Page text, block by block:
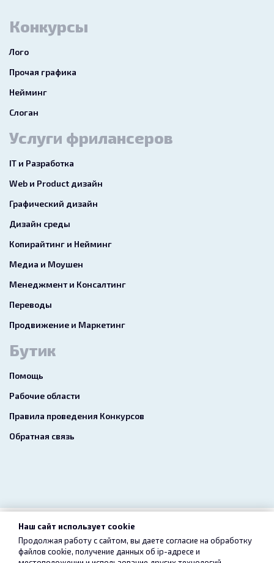
Конкурсы
Лого
Прочая графика
Нейминг
Слоган
Услуги фрилансеров
IT и Разработка
Web и Product дизайн
Графический дизайн
Дизайн среды
Копирайтинг и Нейминг
Медиа и Моушен
Менеджмент и Консалтинг
Переводы
Продвижение и Маркетинг
Бутик
Помощь
Рабочие области
Правила проведения Конкурсов
Обратная связь
2026 freelance.boutique
Пользовательское соглашение Конфиденциальность
Наш сайт использует cookie
Продолжая работу с сайтом, вы даете согласие на обработку
файлов cookie, получение данных об ip-адресе и